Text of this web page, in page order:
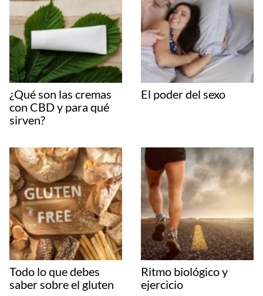
¿Qué son las cremas
con CBD y para qué
sirven?
El poder del sexo
Todo lo que debes
saber sobre el gluten
Ritmo biológico y
ejercicio